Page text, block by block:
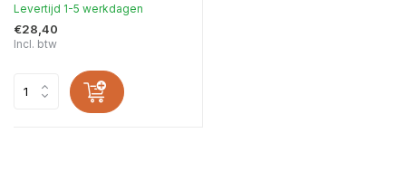
Levertijd 1-5 werkdagen
€28,40
Incl. btw